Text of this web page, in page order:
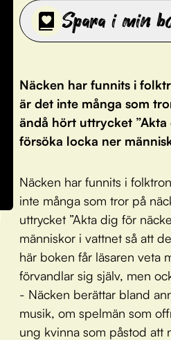
Spara i min
Näcken har funnits i
är det inte många som
ändå hört uttrycket
försöka locka ner
Näcken har funnits i
inte många som tror på
uttrycket ”Akta dig för
människor i vattnet så att
här boken får läsaren veta
förvandlar sig själv, men
- Näcken berättar bland
musik, om spelmän som
ung kvinna som påstod att